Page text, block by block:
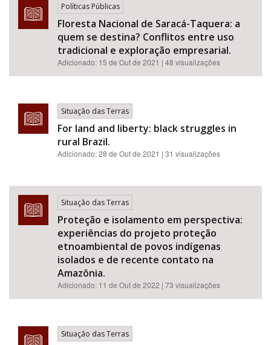
Políticas Públicas
Floresta Nacional de Saracá-Taquera: a
quem se destina? Conflitos entre uso
tradicional e exploração empresarial.
Adicionado: 15 de Out de 2021 | 48 visualizações
Situação das Terras
For land and liberty: black struggles in
rural Brazil.
Adicionado:28 de Out de 2021 | 31 visualizações
Situação das Terras
Proteção e isolamento em perspectiva:
experiências do projeto proteção
etnoambiental de povos indígenas
isolados e de recente contato na
Amazônia.
Adicionado: 11 de Out de 2022 | 73 visualizações
Situação das Terras